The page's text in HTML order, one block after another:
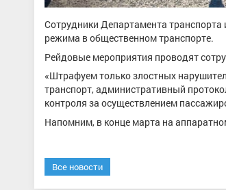
Сотрудники Департамента
режима в общественном транспорте.
Рейдовые мероприятия проводят
«Штрафуем только злостных
транспорт, административный
контроля за осуществлением
Напомним, в конце марта на
Все новости